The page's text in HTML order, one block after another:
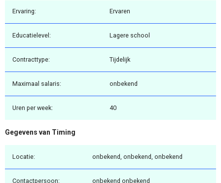
Ervaring: Ervaren
Educatielevel: Lagere school
Contracttype: Tijdelijk
Maximaal salaris: onbekend
Uren per week: 40
Gegevens van Timing
Locatie: onbekend, onbekend, onbekend
Contactpersoon: onbekend onbekend